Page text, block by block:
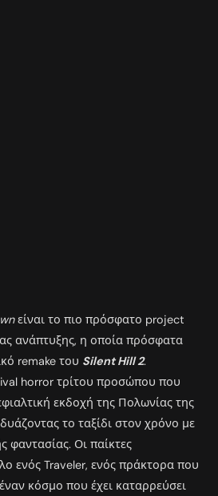
είναι το πιο πρόσφατο project
ανάπτυξης, η οποία πρόσφατα
remake του Silent Hill 2.
horror τρίτου προσώπου που
εκδοχή της Πολωνίας της
το ταξίδι στον χρόνο με
φαντασίας. Οι παίκτες
ενός Traveler, ενός πράκτορα που
κόσμο που έχει καταρρεύσει